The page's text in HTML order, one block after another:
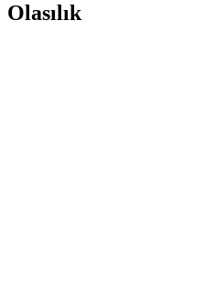
Olasılık